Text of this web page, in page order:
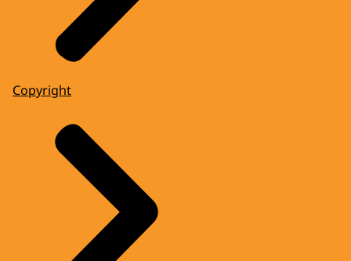
Copyright